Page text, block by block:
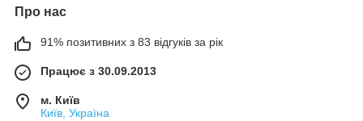
Про нас
91% позитивних з 83 відгуків за рік
Працює з 30.09.2013
м. Київ
Київ, Україна